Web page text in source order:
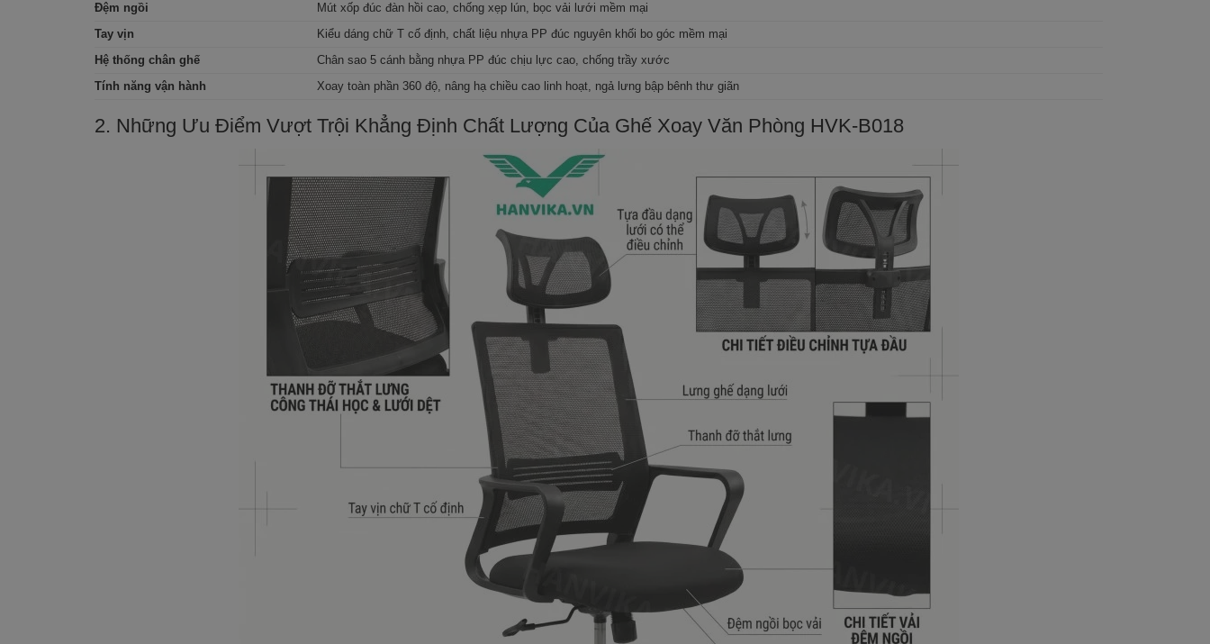
Đệm ngồi Mút xốp đúc đàn hồi cao, chống xẹp lún, bọc vải lưới mềm mại
Tay vịn Kiểu dáng chữ T cố định, chất liệu nhựa PP đúc nguyên khối bo góc mềm mại
Hệ thống chân ghế Chân sao 5 cánh bằng nhựa PP đúc chịu lực cao, chống trầy xước
Tính năng vận hành Xoay toàn phần 360 độ, nâng hạ chiều cao linh hoạt, ngả lưng bập bênh thư giãn
2. Những Ưu Điểm Vượt Trội Khẳng Định Chất Lượng Của Ghế Xoay Văn Phòng HVK-B018